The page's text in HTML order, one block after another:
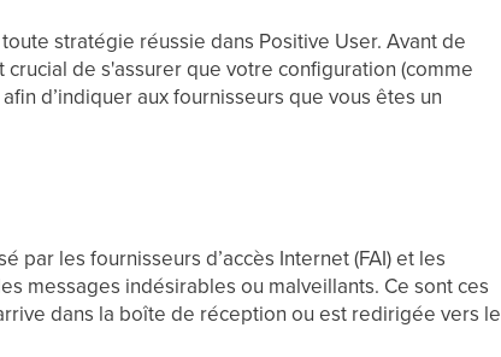
stratégie réussie dans Positive User. Avant de
de s'assurer que votre configuration (comme
d’indiquer aux fournisseurs que vous êtes un
par les fournisseurs d’accès Internet (FAI) et les
messages indésirables ou malveillants. Ce sont ces
dans la boîte de réception ou est redirigée vers le